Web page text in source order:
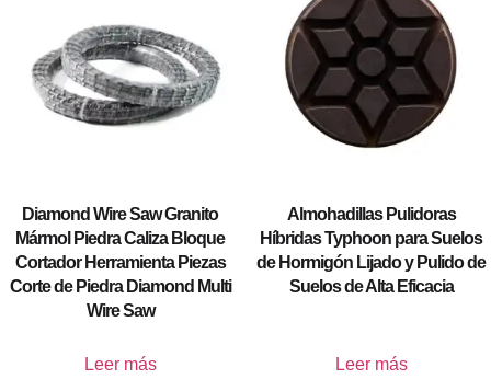
Diamond Wire Saw Granito
Mármol Piedra Caliza Bloque
Cortador Herramienta Piezas
Corte de Piedra Diamond Multi
Wire Saw
Leer más
Almohadillas Pulidoras
Híbridas Typhoon para Suelos
de Hormigón Lijado y Pulido de
Suelos de Alta Eficacia
Leer más